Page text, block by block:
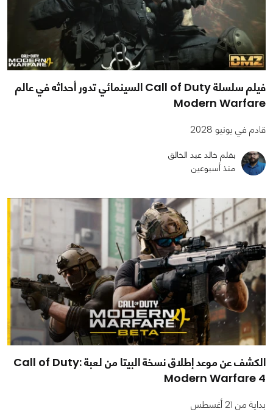
فيلم سلسلة Call of Duty السينمائي تدور أحداثه في عالم
Modern Warfare
قادم في يونيو 2028
بقلم خالد عبد الخالق
منذ أسبوعين
الكشف عن موعد إطلاق نسخة البيتا من لعبة Call of Duty:
Modern Warfare 4
بداية من 21 أغسطس